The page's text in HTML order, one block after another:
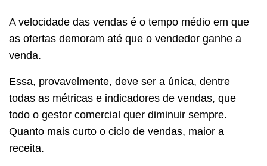
A velocidade das vendas é o tempo médio em que
as ofertas demoram até que o vendedor ganhe a
venda.
Essa, provavelmente, deve ser a única, dentre
todas as métricas e indicadores de vendas, que
todo o gestor comercial quer diminuir sempre.
Quanto mais curto o ciclo de vendas, maior a
receita.